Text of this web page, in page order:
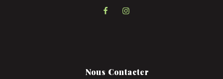
Nous Contacter